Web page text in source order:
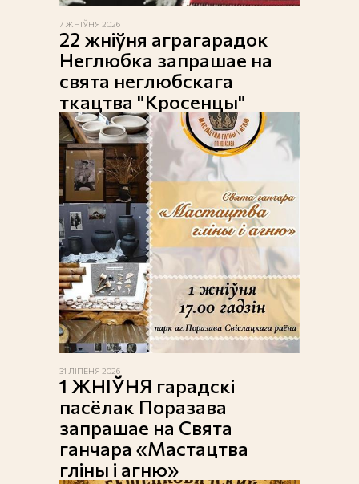
7 ЖНІЎНЯ 2026
22 жніўня аграгарадок
Неглюбка запрашае на
свята неглюбскага
ткацтва "Кросенцы"
31 ЛІПЕНЯ 2026
1 ЖНІЎНЯ гарадскі
пасёлак Поразава
запрашае на Свята
ганчара «Мастацтва
гліны і агню»